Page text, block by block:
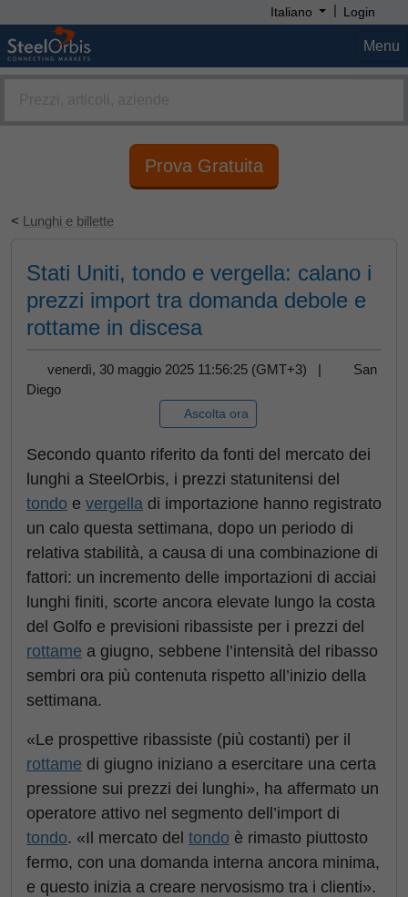
Italiano | Login
Menu
Prova Gratuita
< Lunghi e billette
Stati Uniti, tondo e vergella: calano i
prezzi import tra domanda debole e
rottame in discesa
venerdì, 30 maggio 2025 11:56:25 (GMT+3) |
San
Diego
Ascolta ora
Secondo quanto riferito da fonti del mercato dei
lunghi a SteelOrbis, i prezzi statunitensi del
tondo e vergella di importazione hanno registrato
un calo questa settimana, dopo un periodo di
relativa stabilità, a causa di una combinazione di
fattori: un incremento delle importazioni di acciai
lunghi finiti, scorte ancora elevate lungo la costa
del Golfo e previsioni ribassiste per i prezzi del
rottame a giugno, sebbene l’intensità del ribasso
sembri ora più contenuta rispetto all’inizio della
settimana.
«Le prospettive ribassiste (più costanti) per il
rottame di giugno iniziano a esercitare una certa
pressione sui prezzi dei lunghi», ha affermato un
operatore attivo nel segmento dell’import di
tondo. «Il mercato del tondo è rimasto piuttosto
fermo, con una domanda interna ancora minima,
e questo inizia a creare nervosismo tra i clienti».